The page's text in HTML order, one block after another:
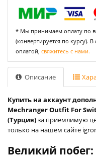
* Мы принимаем оплату по
(конвертируется по курсу).
оплатой, свяжитесь с нами.
Описание
Купить на аккаунт
Mechranger Outfit For
(Турция)за приемлимую
только на нашем сайте
Великий